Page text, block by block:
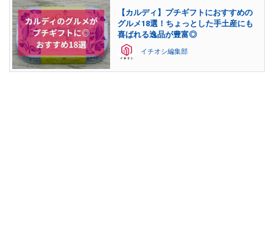
【カルディ】プチギフトにおすすめの
グルメ18選！ちょっとした手土産にも
喜ばれる逸品が豊富◎
イチオシ編集部